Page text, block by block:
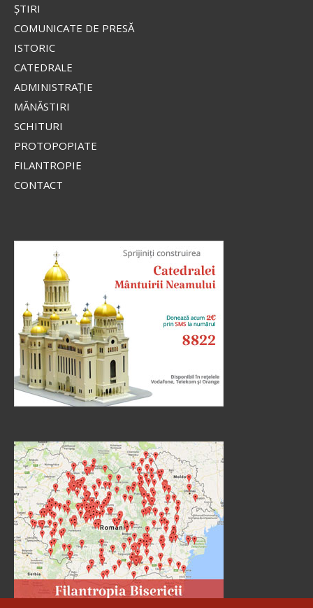
ŞTIRI
COMUNICATE DE PRESĂ
ISTORIC
CATEDRALE
ADMINISTRAŢIE
MĂNĂSTIRI
SCHITURI
PROTOPOPIATE
FILANTROPIE
CONTACT